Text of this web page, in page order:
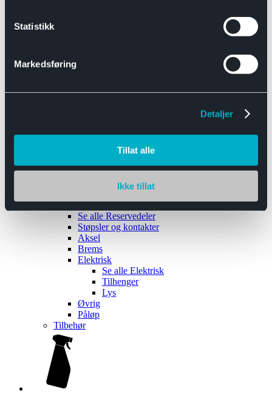
Statistikk
Markedsføring
Detaljer
Tillat alle
Ikke tillat
Båthengere
Reservedeler
Se alle Reservedeler
Støpsler og kontakter
Aksel
Brems
Elektrisk
Se alle Elektrisk
Tilhenger
Lys
Øvrig
Påløp
Tilbehør